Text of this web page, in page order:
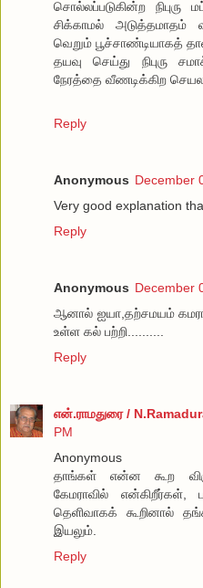
சொல்லப்படுகின்ற நிபுரு
சிக்காமல் அடுத்தமாதம்
வெறும் பூச்சாண்டியாகத்
தயவு செய்து நிபுரு
நேரத்தை வீணடிக்கிற
Reply
Anonymous December
Very good explanation
Reply
Anonymous December
ஆனால் ஐயா,தற்சமயம்
உள்ள கல் பற்றி..........
Reply
என்.ராமதுரை /
PM
Anonymous
தாங்கள் என்ன கூற
கேமராவில்
தெளிவாகக் கூறினால்
இயலும்.
Reply